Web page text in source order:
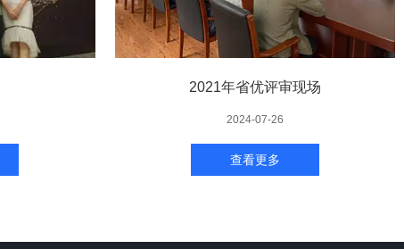
2021年省优评审现场
2024-07-26
查看更多